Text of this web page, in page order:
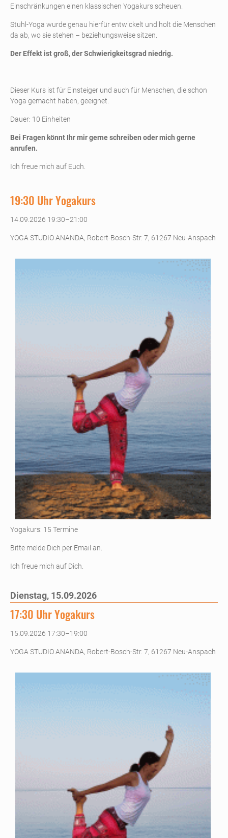
Einschränkungen einen klassischen Yogakurs scheuen.
Stuhl-Yoga wurde genau hierfür entwickelt und holt die Menschen
da ab, wo sie stehen – beziehungsweise sitzen.
Der Effekt ist groß, der Schwierigkeitsgrad niedrig.
Dieser Kurs ist für Einsteiger und auch für Menschen, die schon
Yoga gemacht haben, geeignet.
Dauer: 10 Einheiten
Bei Fragen könnt Ihr mir gerne schreiben oder mich gerne
anrufen.
Ich freue mich auf Euch.
19:30 Uhr Yogakurs
14.09.2026 19:30–21:00
YOGA STUDIO ANANDA, Robert-Bosch-Str. 7, 61267 Neu-Anspach
Yogakurs: 15 Termine
Bitte melde Dich per Email an.
Ich freue mich auf Dich.
Dienstag, 15.09.2026
17:30 Uhr Yogakurs
15.09.2026 17:30–19:00
YOGA STUDIO ANANDA, Robert-Bosch-Str. 7, 61267 Neu-Anspach